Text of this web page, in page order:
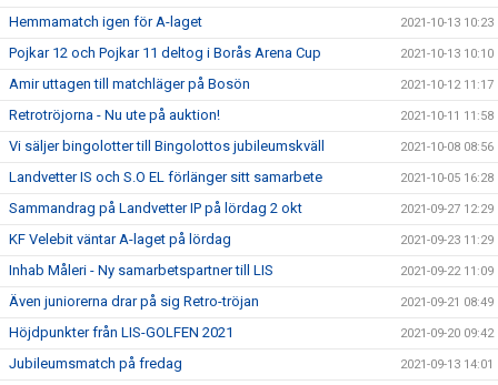
Hemmamatch igen för A-laget 2021-10-13 10:23
Pojkar 12 och Pojkar 11 deltog i Borås Arena Cup 2021-10-13 10:10
Amir uttagen till matchläger på Bosön 2021-10-12 11:17
Retrotröjorna - Nu ute på auktion! 2021-10-11 11:58
Vi säljer bingolotter till Bingolottos jubileumskväll 2021-10-08 08:56
Landvetter IS och S.O EL förlänger sitt samarbete 2021-10-05 16:28
Sammandrag på Landvetter IP på lördag 2 okt 2021-09-27 12:29
KF Velebit väntar A-laget på lördag 2021-09-23 11:29
Inhab Måleri - Ny samarbetspartner till LIS 2021-09-22 11:09
Även juniorerna drar på sig Retro-tröjan 2021-09-21 08:49
Höjdpunkter från LIS-GOLFEN 2021 2021-09-20 09:42
Jubileumsmatch på fredag 2021-09-13 14:01